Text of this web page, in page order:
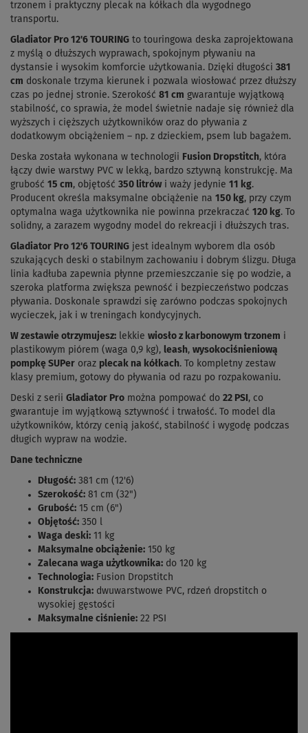
trzonem i praktyczny plecak na kółkach dla wygodnego
transportu.
Gladiator Pro 12'6 TOURING to touringowa deska zaprojektowana
z myślą o dłuższych wyprawach, spokojnym pływaniu na
dystansie i wysokim komforcie użytkowania. Dzięki długości 381
cm doskonale trzyma kierunek i pozwala wiosłować przez dłuższy
czas po jednej stronie. Szerokość 81 cm gwarantuje wyjątkową
stabilność, co sprawia, że model świetnie nadaje się również dla
wyższych i cięższych użytkowników oraz do pływania z
dodatkowym obciążeniem – np. z dzieckiem, psem lub bagażem.
Deska została wykonana w technologii Fusion Dropstitch, która
łączy dwie warstwy PVC w lekką, bardzo sztywną konstrukcję. Ma
grubość 15 cm, objętość 350 litrówi waży jedynie 11 kg.
Producent określa maksymalne obciążenie na 150 kg, przy czym
optymalna waga użytkownika nie powinna przekraczać 120 kg. To
solidny, a zarazem wygodny model do rekreacji i dłuższych tras.
Gladiator Pro 12'6 TOURING jest idealnym wyborem dla osób
szukających deski o stabilnym zachowaniu i dobrym ślizgu. Długa
linia kadłuba zapewnia płynne przemieszczanie się po wodzie, a
szeroka platforma zwiększa pewność i bezpieczeństwo podczas
pływania. Doskonale sprawdzi się zarówno podczas spokojnych
wycieczek, jak i w treningach kondycyjnych.
W zestawie otrzymujesz: lekkie wiosło z karbonowym trzonem i
plastikowym piórem (waga 0,9 kg), leash, wysokociśnieniową
pompkę SUPer oraz plecak na kółkach. To kompletny zestaw
klasy premium, gotowy do pływania od razu po rozpakowaniu.
Deski z serii Gladiator Pro można pompować do 22 PSI , co
gwarantuje im wyjątkową sztywność i trwałość. To model dla
użytkowników, którzy cenią jakość, stabilność i wygodę podczas
długich wypraw na wodzie.
Dane techniczne
Długość: 381 cm (12'6)
Szerokość: 81 cm (32")
Grubość: 15 cm (6")
Objętość: 350 l
Waga deski: 11 kg
Maksymalne obciążenie: 150 kg
Zalecana waga użytkownika: do 120 kg
Technologia: Fusion Dropstitch
Konstrukcja: dwuwarstwowe PVC, rdzeń dropstitch o
wysokiej gęstości
Maksymalne ciśnienie: 22 PSI